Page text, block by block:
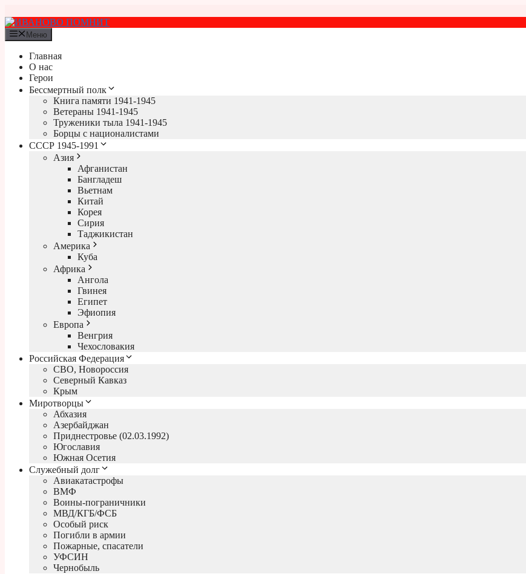
к
содержимому
Меню
Главная
О нас
Герои
Бессмертный полк
Книга памяти 1941-1945
Ветераны 1941-1945
Труженики тыла 1941-1945
Борцы с националистами
СССР 1945-1991
Азия
Афганистан
Бангладеш
Вьетнам
Китай
Корея
Сирия
Таджикистан
Америка
Куба
Африка
Ангола
Гвинея
Египет
Эфиопия
Европа
Венгрия
Чехословакия
Российская Федерация
СВО, Новороссия
Северный Кавказ
Крым
Миротворцы
Абхазия
Азербайджан
Приднестровье (02.03.1992)
Югославия
Южная Осетия
Служебный долг
Авиакатастрофы
ВМФ
Воины-пограничники
МВД/КГБ/ФСБ
Особый риск
Погибли в армии
Пожарные, спасатели
УФСИН
Чернобыль